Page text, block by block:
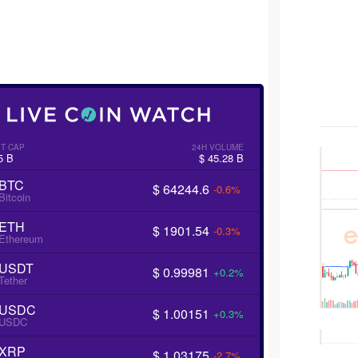
CAP
B
24H VOLUME
$ 45.28 B
$ 64244.6 -0.6%
$ 1901.54 -0.3%
$ 0.99981 +0.2%
$ 1.00151 +0.3%